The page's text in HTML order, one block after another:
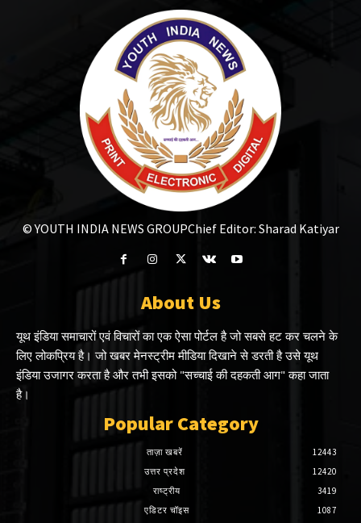
© YOUTH INDIA NEWS GROUPChief Editor: Sharad Katiyar
About Us
यूथ इंडिया समाचारों एवं विचारों का एक ऐसा पोर्टल है जो सबसे हट कर चलने के
लिए लोकप्रिय है। जो खबर मेनस्ट्रीम मीडिया दिखाने से डरती है उसे यूथ
इंडिया उजागर करता है और तभी इसको "सच्चाई की दहकती आग" कहा जाता
है।
Popular Category
ताज़ा खबरें
12443
उत्तर प्रदेश
12420
राष्ट्रीय
3419
एडिटर चॉइस
1087